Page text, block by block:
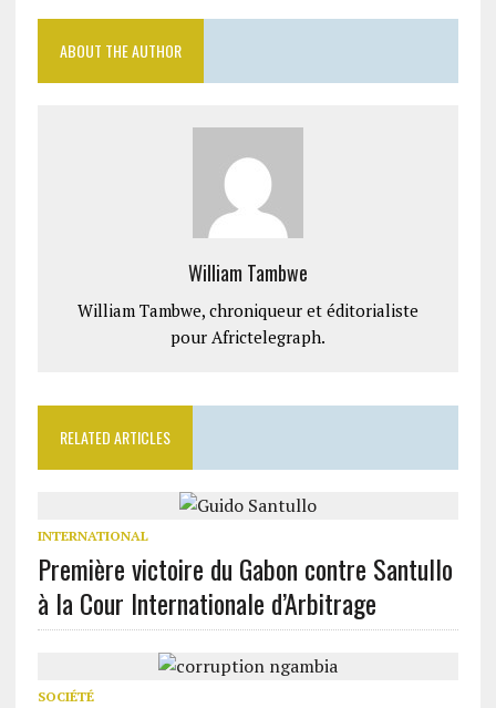
ABOUT THE AUTHOR
William Tambwe
William Tambwe, chroniqueur et éditorialiste
pour Africtelegraph.
RELATED ARTICLES
INTERNATIONAL
Première victoire du Gabon contre Santullo
à la Cour Internationale d’Arbitrage
SOCIÉTÉ